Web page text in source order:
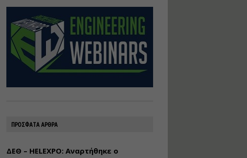
ΠΡΟΣΦΑΤΑ ΑΡΘΡΑ
ΔΕΘ – HELEXPO: Αναρτήθηκε ο
Τιμή από: €230.00
Διάρκεια: 16 ώρες
Αρχιτεκτονικός
Σχεδιασμός με το
Rhinoceros